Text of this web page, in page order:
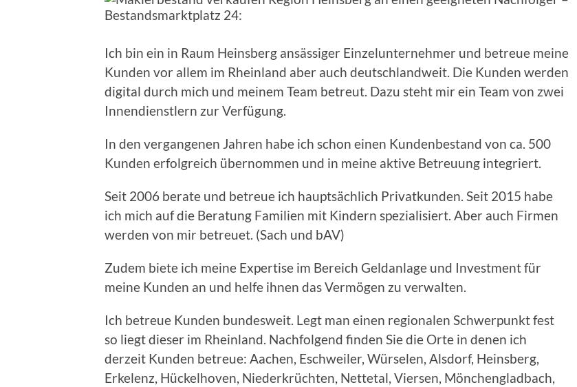
Ich bin ein in Raum Heinsberg ansässiger Einzelunternehmer und betreue meine
Kunden vor allem im Rheinland aber auch deutschlandweit. Die Kunden werden
digital durch mich und meinem Team betreut. Dazu steht mir ein Team von zwei
Innendienstlern zur Verfügung.
In den vergangenen Jahren habe ich schon einen Kundenbestand von ca. 500
Kunden erfolgreich übernommen und in meine aktive Betreuung integriert.
Seit 2006 berate und betreue ich hauptsächlich Privatkunden. Seit 2015 habe
ich mich auf die Beratung Familien mit Kindern spezialisiert. Aber auch Firmen
werden von mir betreuet. (Sach und bAV)
Zudem biete ich meine Expertise im Bereich Geldanlage und Investment für
meine Kunden an und helfe ihnen das Vermögen zu verwalten.
Ich betreue Kunden bundesweit. Legt man einen regionalen Schwerpunkt fest
so liegt dieser im Rheinland. Nachfolgend finden Sie die Orte in denen ich
derzeit Kunden betreue: Aachen, Eschweiler, Würselen, Alsdorf, Heinsberg,
Erkelenz, Hückelhoven, Niederkrüchten, Nettetal, Viersen, Mönchengladbach,